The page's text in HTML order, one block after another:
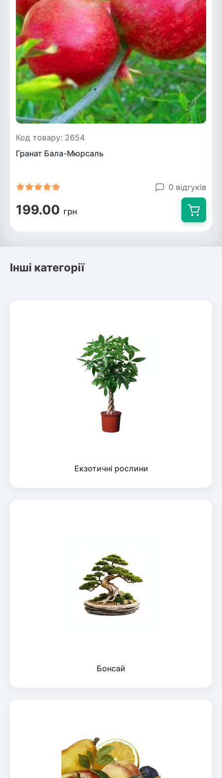
Код товару: 2654
Гранат Бала-Мюрсаль
0 відгуків
199.00 грн
Інші категорії
Екзотичні рослини
Бонсай